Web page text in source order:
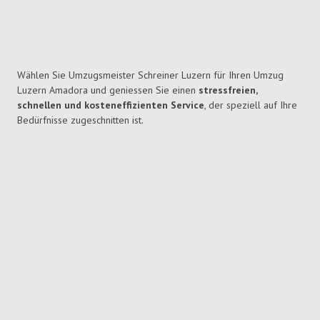
Wählen Sie Umzugsmeister Schreiner Luzern für Ihren Umzug
Luzern Amadora und geniessen Sie einen stressfreien,
schnellen und kosteneffizienten Service, der speziell auf Ihre
Bedürfnisse zugeschnitten ist.